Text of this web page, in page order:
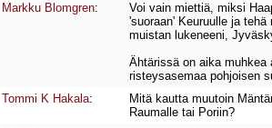
Markku Blomgren:
Voi vain miettiä, miksi
'suoraan' Keuruulle ja
muistan lukeneeni,
Ähtärissä on aika muhkea
risteysasemaa pohjoisen
Tommi K Hakala:
Mitä kautta muutoin
Raumalle tai Poriin?